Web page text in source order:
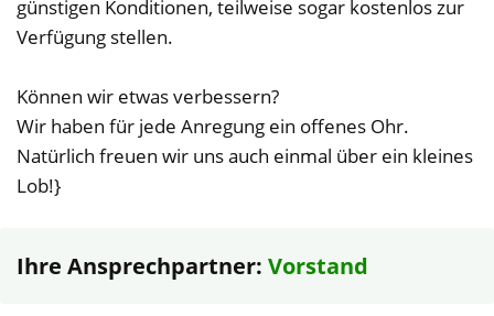
günstigen Konditionen, teilweise sogar kostenlos zur
Verfügung stellen.
Können wir etwas verbessern?
Wir haben für jede Anregung ein offenes Ohr.
Natürlich freuen wir uns auch einmal über ein kleines
Lob!}
Ihre Ansprechpartner: Vorstand